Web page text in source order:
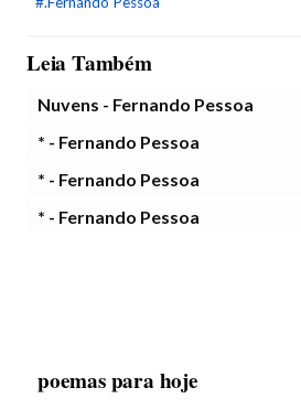
Leia Também
Nuvens - Fernando Pessoa
* - Fernando Pessoa
* - Fernando Pessoa
* - Fernando Pessoa
poemas para hoje